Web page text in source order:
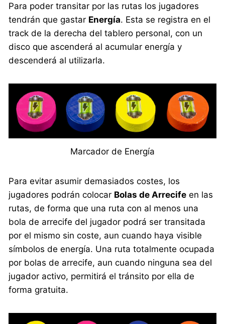
Para poder transitar por las rutas los jugadores
tendrán que gastar Energía. Esta se registra en el
track de la derecha del tablero personal, con un
disco que ascenderá al acumular energía y
descenderá al utilizarla.
Marcador de Energía
Para evitar asumir demasiados costes, los
jugadores podrán colocar Bolas de Arrecife en las
rutas, de forma que una ruta con al menos una
bola de arrecife del jugador podrá ser transitada
por el mismo sin coste, aun cuando haya visible
símbolos de energía. Una ruta totalmente ocupada
por bolas de arrecife, aun cuando ninguna sea del
jugador activo, permitirá el tránsito por ella de
forma gratuita.